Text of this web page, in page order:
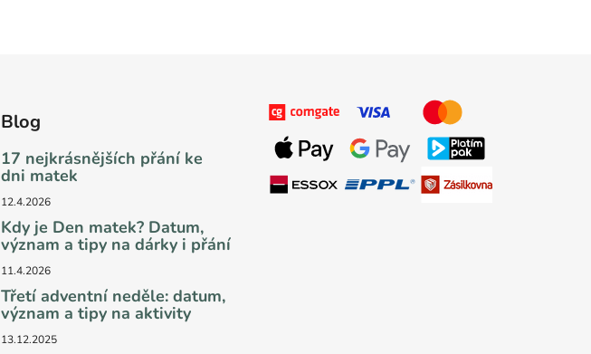
Blog
17 nejkrásnějších přání ke
dni matek
12.4.2026
Kdy je Den matek? Datum,
význam a tipy na dárky i přání
11.4.2026
Třetí adventní neděle: datum,
význam a tipy na aktivity
13.12.2025